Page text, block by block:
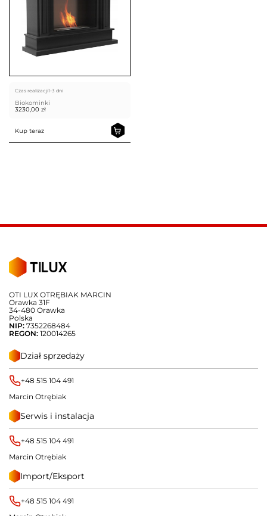
Czas realizacji1-3 dni
Biokominki
3230,00 zł
Kup teraz
OTI LUX OTRĘBIAK MARCIN
Orawka 31F
34-480 Orawka
Polska
NIP: 7352268484
REGON: 120014265
Dział sprzedaży
+48 515 104 491
Marcin Otrębiak
Serwis i instalacja
+48 515 104 491
Marcin Otrębiak
Import/Eksport
+48 515 104 491